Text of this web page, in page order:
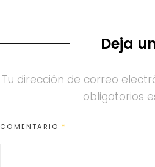
Deja
Tu dirección de correo
obligatorios
COMENTARIO *